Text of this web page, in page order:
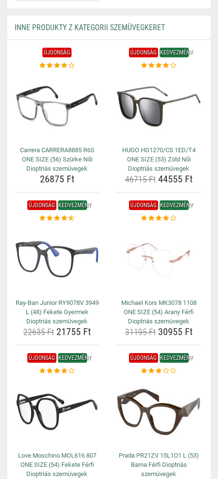
INNE PRODUKTY Z KATEGORII SZEMÜVEGKERET
ÚJDONSÁG
Carrera CARRERA8885 R6S
ONE SIZE (56) Szürke Női
Dioptriás szemüvegek
26875 Ft
ÚJDONSÁG KEDVEZMÉNY
HUGO HG1270/CS 1ED/T4
ONE SIZE (53) Zöld Női
Dioptriás szemüvegek
46715 Ft44555 Ft
ÚJDONSÁG KEDVEZMÉNY
Ray-Ban Junior RY9078V 3949
L (48) Fekete Gyermek
Dioptriás szemüvegek
22635 Ft21755 Ft
ÚJDONSÁG KEDVEZMÉNY
Michael Kors MK3078 1108
ONE SIZE (54) Arany Férfi
Dioptriás szemüvegek
31195 Ft30955 Ft
ÚJDONSÁG KEDVEZMÉNY
Love Moschino MOL616 807
ONE SIZE (54) Fekete Férfi
Dioptriás szemüvegek
ÚJDONSÁG KEDVEZMÉNY
Prada PR21ZV 15L1O1 L (53)
Barna Férfi Dioptriás
szemüvegek